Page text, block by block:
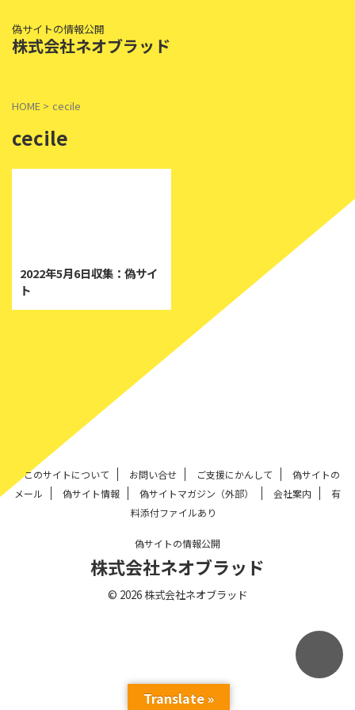
偽サイトの情報公開
株式会社ネオブラッド
HOME > cecile
cecile
2022年5月6日収集：偽サイ
ト
このサイトについて お問い合せ ご支援にかんして
偽サイトの
メール
偽サイト情報 偽サイトマガジン（外部） 会社案内
有
料添付ファイルあり
偽サイトの情報公開
株式会社ネオブラッド
© 2026 株式会社ネオブラッド
Translate »